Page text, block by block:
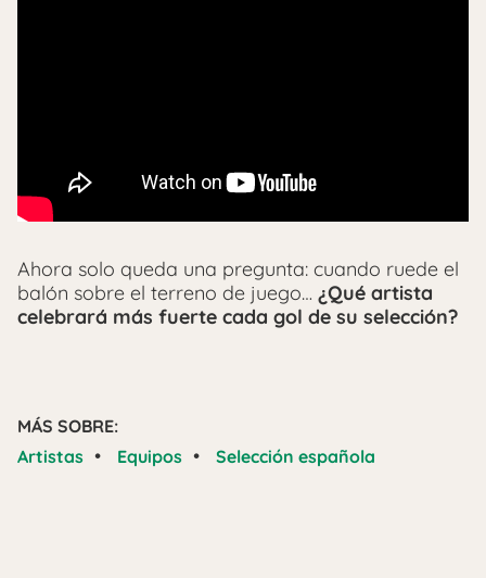
Ahora solo queda una pregunta: cuando ruede el
balón sobre el terreno de juego… ¿Qué artista
celebrará más fuerte cada gol de su selección?
MÁS SOBRE:
Artistas • Equipos • Selección española